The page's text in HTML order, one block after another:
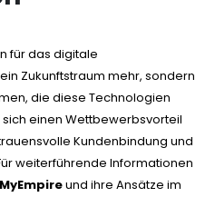
für das digitale
Zukunftstraum mehr, sondern
die diese Technologien
einen Wettbewerbsvorteil
Kundenbindung und
weiterführende Informationen
MyEmpireund ihre Ansätze im